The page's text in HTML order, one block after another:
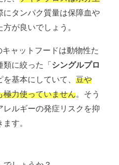
にタンパク質量は保障血や
が良いでしょう。
キャットフードは動物性た
類に絞った「シングルプロ
を基本にしていて、豆や
極力使っていません。そう
レルギーの発症リスクを抑
す。